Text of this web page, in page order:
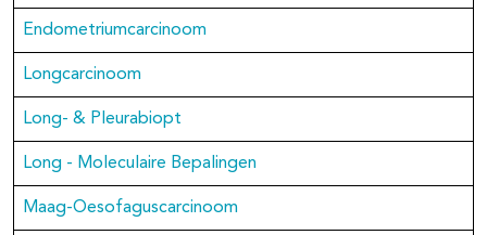
Endometriumcarcinoom
Longcarcinoom
Long- & Pleurabiopt
Long - Moleculaire Bepalingen
Maag-Oesofaguscarcinoom